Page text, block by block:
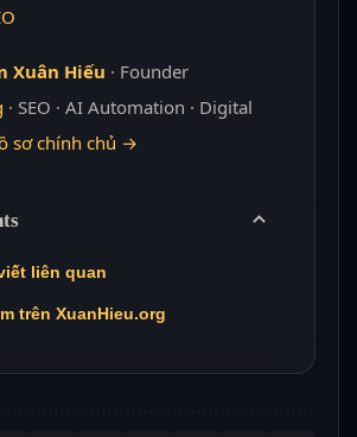
Xuân Hiếu · Founder
· SEO · AI Automation · Digital
sơ chính chủ →
liên quan
trên XuanHieu.org